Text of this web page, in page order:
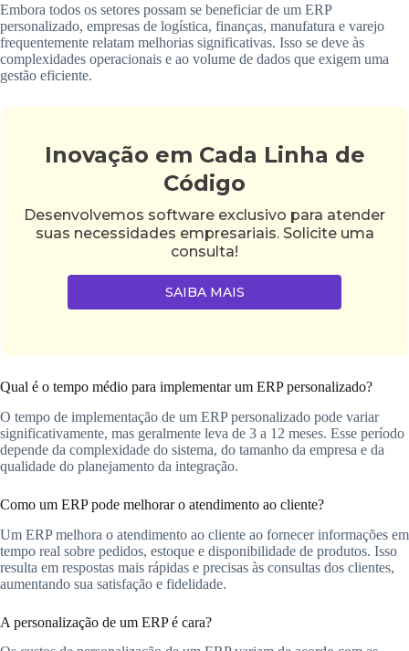
Embora todos os setores possam se beneficiar de um ERP
personalizado, empresas de logística, finanças, manufatura e varejo
frequentemente relatam melhorias significativas. Isso se deve às
complexidades operacionais e ao volume de dados que exigem uma
gestão eficiente.
Inovação em Cada Linha de
Código
Desenvolvemos software exclusivo para atender
suas necessidades empresariais. Solicite uma
consulta!
SAIBA MAIS
Qual é o tempo médio para implementar um ERP personalizado?
O tempo de implementação de um ERP personalizado pode variar
significativamente, mas geralmente leva de 3 a 12 meses. Esse período
depende da complexidade do sistema, do tamanho da empresa e da
qualidade do planejamento da integração.
Como um ERP pode melhorar o atendimento ao cliente?
Um ERP melhora o atendimento ao cliente ao fornecer informações em
tempo real sobre pedidos, estoque e disponibilidade de produtos. Isso
resulta em respostas mais rápidas e precisas às consultas dos clientes,
aumentando sua satisfação e fidelidade.
A personalização de um ERP é cara?